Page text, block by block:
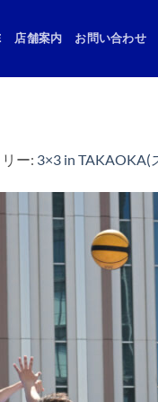
店舗案内 お問い合わせ
ー: 3×3 in